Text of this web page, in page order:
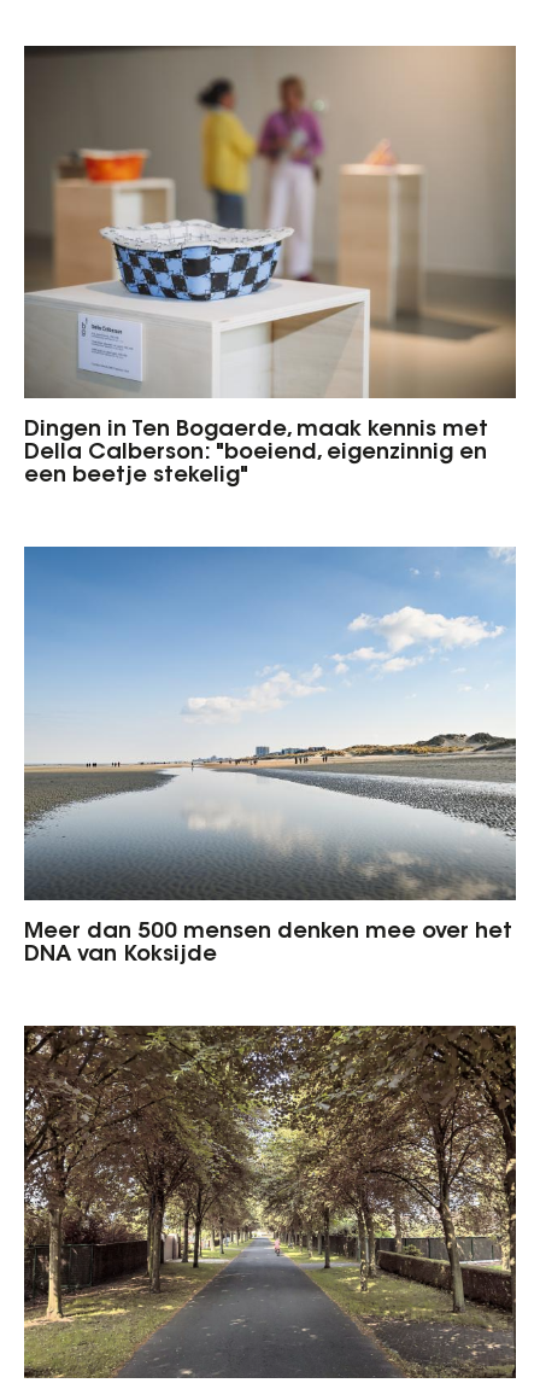
Dingen in Ten Bogaerde, maak kennis met
Della Calberson: "boeiend, eigenzinnig en
een beetje stekelig"
Meer dan 500 mensen denken mee over het
DNA van Koksijde